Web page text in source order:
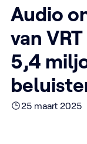
Audio
van
5,4
25 maart 2025